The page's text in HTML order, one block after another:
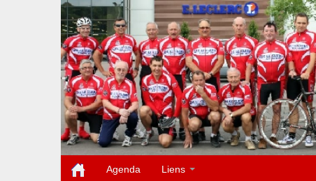
Agenda Liens